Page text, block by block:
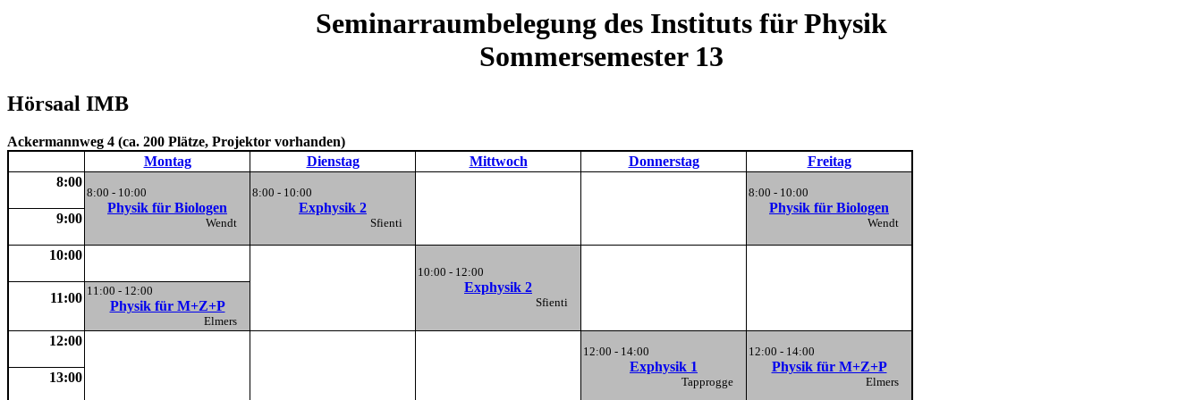
Seminarraumbelegung des Instituts für Physik
Sommersemester 13
Hörsaal IMB
Ackermannweg 4 (ca. 200 Plätze, Projektor vorhanden)
Montag
Dienstag Mittwoch Donnerstag
Freitag
8:00
8:00 - 10:00
Physik für Biologen
Wendt
8:00 - 10:00
Exphysik 2
Sfienti
8:00 - 10:00
Physik für Biologen
Wendt
9:00
10:00
10:00 - 12:00
Exphysik 2
Sfienti
11:00 11:00 - 12:00
Physik für M+Z+P
Elmers
12:00
12:00 - 14:00
Exphysik 1
Tapprogge
12:00 - 14:00
Physik für M+Z+P
Elmers
13:00